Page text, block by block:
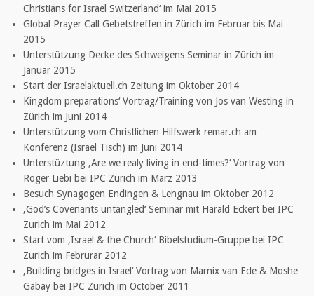
Christians for Israel Switzerland‘ im Mai 2015
Global Prayer Call Gebetstreffen in Zürich im Februar bis Mai
2015
Unterstützung Decke des Schweigens Seminar in Zürich im
Januar 2015
Start der Israelaktuell.ch Zeitung im Oktober 2014
Kingdom preparations‘ Vortrag/Training von Jos van Westing in
Zürich im Juni 2014
Unterstützung vom Christlichen Hilfswerk remar.ch am
Konferenz (Israel Tisch) im Juni 2014
Unterstüztung ‚Are we realy living in end-times?‘ Vortrag von
Roger Liebi bei IPC Zurich im März 2013
Besuch Synagogen Endingen & Lengnau im Oktober 2012
‚God’s Covenants untangled‘ Seminar mit Harald Eckert bei IPC
Zurich im Mai 2012
Start vom ‚Israel & the Church‘ Bibelstudium-Gruppe bei IPC
Zurich im Februrar 2012
‚Building bridges in Israel‘ Vortrag von Marnix van Ede & Moshe
Gabay bei IPC Zurich im October 2011